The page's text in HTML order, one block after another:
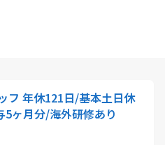
フ 年休121日/基本土日休
ヶ月分/海外研修あり